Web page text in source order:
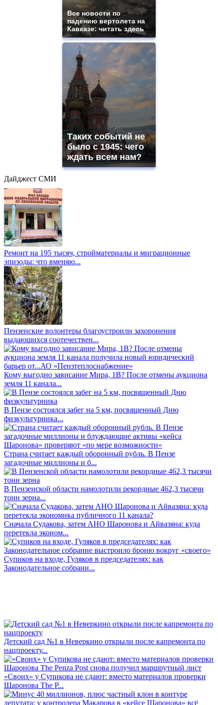
Все новости по
падению вертолета на
Кавказе: читать здесь
Таких событий не
было с 1945: чего
ждать всем нам?
Дайджест СМИ
Ремонт на 195 тысяч, стройматериалы и миграционные
эпизоды: что вменяю...
Пензенские волонтеры благоустроили захоронения
выдающихся соотечествен...
Кому выгодно зависание Мира, 1В? После отмены аукциона
земля 11 канала...
В Пензе состоялся забег на 5 км, посвященный Дню
физкультурника...
Страна считает каждый оборонный рубль. В Пензе
загадочные миллионы и б...
В Пензенской области намолотили рекордные 462,3 тысячи
тонн зерна...
Сначала Судакова, затем АНО Шаронова и Айвазяна: куда
перетекла эконом...
Супиков на входе, Гуляков в председателях: как
Законодательное собрани...
Детский сад №1 в Неверкино открыли после капремонта по
нацпроекту...
«Своих» у Супикова не сдают: вместо материалов проверки
Шаронова The P...